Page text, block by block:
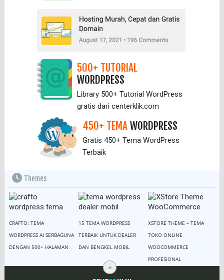
500+ TUTORIAL
WORDPRESS
Library 500+ Tutorial WordPress
gratis dari centerklik.com
450+ TEMAWORDPRESS
Gratis 450+ Tema WordPress
Terbaik
Themes
CRAFTO: TEMA
WORDPRESS AI SERBAGUNA
DENGAN 500+ HALAMAN
15 TEMA WORDPRESS
TERBAIK UNTUK DEALER
DAN BENGKEL MOBIL
XSTORE THEME – TEMA
TOKO ONLINE
WOOCOMMERCE
PROFESIONAL